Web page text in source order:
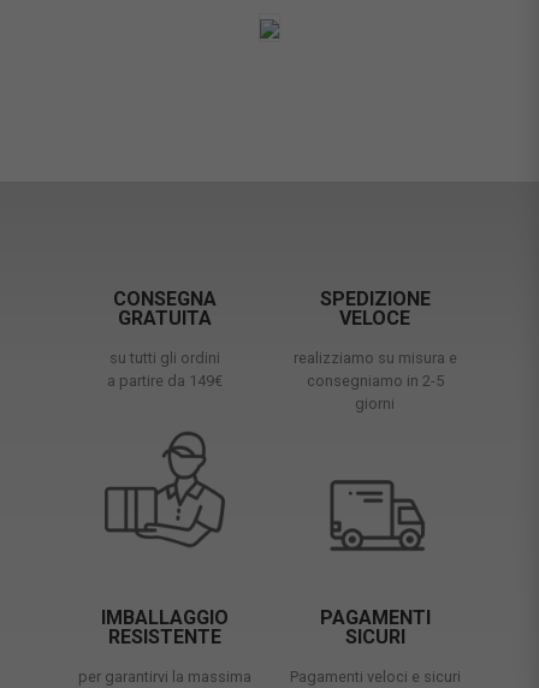
CONSEGNA
GRATUITA
su tutti gli ordini
a partire da 149€
SPEDIZIONE
VELOCE
realizziamo su misura e
consegniamo in 2-5
giorni
IMBALLAGGIO
RESISTENTE
per garantirvi la massima
PAGAMENTI
SICURI
Pagamenti veloci e sicuri